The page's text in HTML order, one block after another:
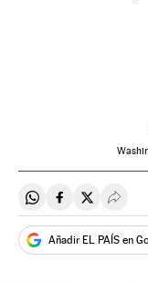
Compartir en
Compartir en
Añadir EL PAÍS en